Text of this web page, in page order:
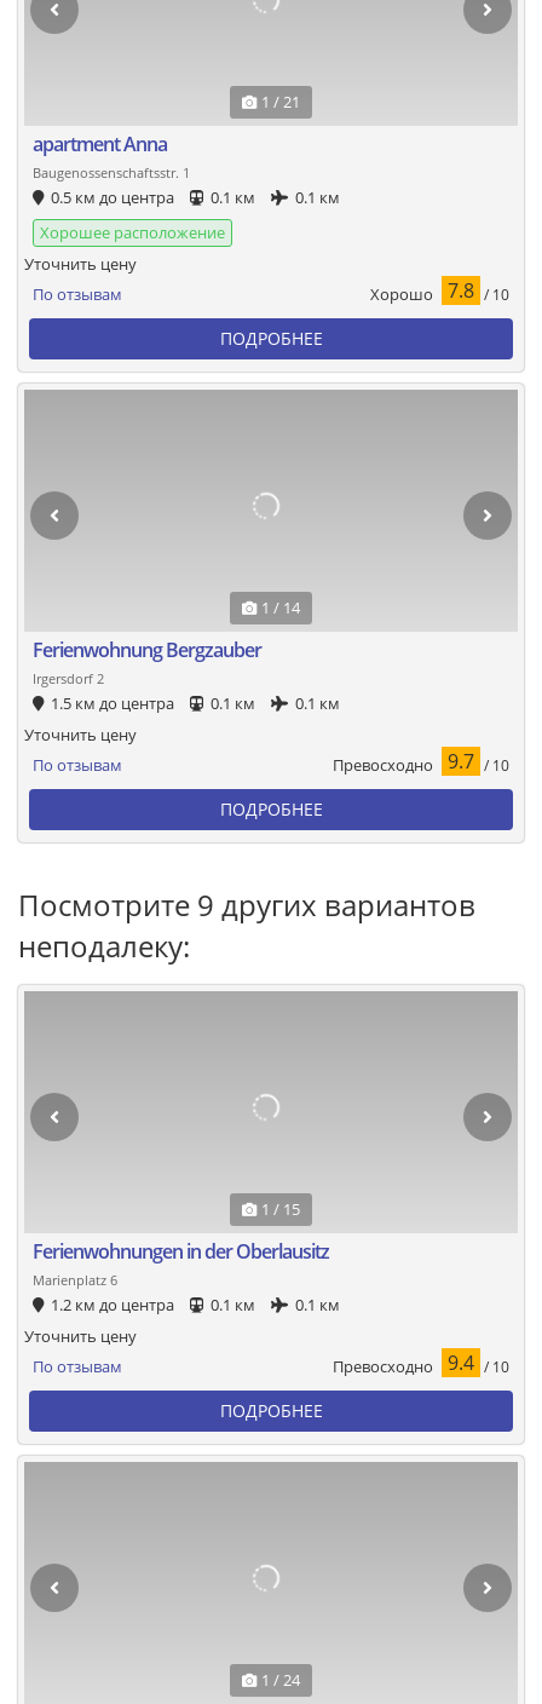
1 / 21
apartment Anna
Baugenossenschaftsstr. 1
0.5 км до центра 0.1 км
0.1 км
Хорошее расположение
По отзывам Хорошо 7.8 / 10
Уточнить цену
ПОДРОБНЕЕ
1 / 14
Ferienwohnung Bergzauber
Irgersdorf 2
1.5 км до центра 0.1 км 0.1 км
По отзывам Превосходно 9.7 / 10
Уточнить цену
ПОДРОБНЕЕ
Посмотрите 9 других вариантов
неподалеку:
1 / 15
Ferienwohnungen in der Oberlausitz
Marienplatz 6
1.2 км до центра 0.1 км 0.1 км
По отзывам Превосходно 9.4 / 10
Уточнить цену
ПОДРОБНЕЕ
1 / 24